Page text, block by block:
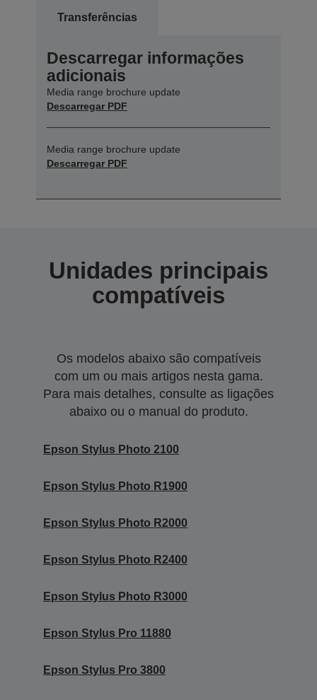
Transferências
Descarregar informações
adicionais
Media range brochure update
Descarregar PDF
Media range brochure update
Descarregar PDF
Unidades principais
compatíveis
Os modelos abaixo são compatíveis
com um ou mais artigos nesta gama.
Para mais detalhes, consulte as ligações
abaixo ou o manual do produto.
Epson Stylus Photo 2100
Epson Stylus Photo R1900
Epson Stylus Photo R2000
Epson Stylus Photo R2400
Epson Stylus Photo R3000
Epson Stylus Pro 11880
Epson Stylus Pro 3800